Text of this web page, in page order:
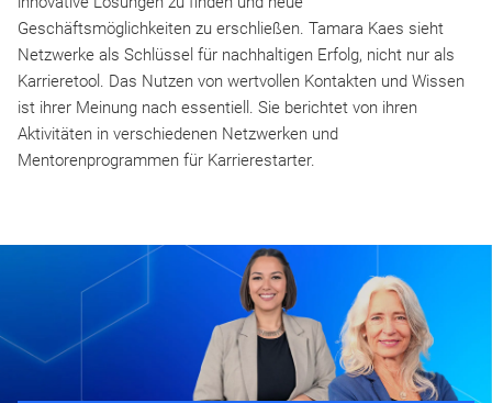
Geschäftsmöglichkeiten zu erschließen. Tamara Kaes sieht
Netzwerke als Schlüssel für nachhaltigen Erfolg, nicht nur als
Karrieretool. Das Nutzen von wertvollen Kontakten und Wissen
ist ihrer Meinung nach essentiell. Sie berichtet von ihren
Aktivitäten in verschiedenen Netzwerken und
Mentorenprogrammen für Karrierestarter.